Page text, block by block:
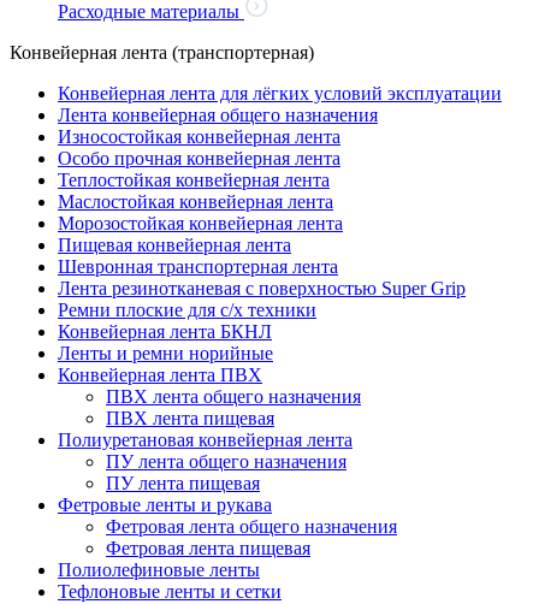
Расходные материалы
Конвейерная лента (транспортерная)
Конвейерная лента для лёгких условий эксплуатации
Лента конвейерная общего назначения
Износостойкая конвейерная лента
Особо прочная конвейерная лента
Теплостойкая конвейерная лента
Маслостойкая конвейерная лента
Морозостойкая конвейерная лента
Пищевая конвейерная лента
Шевронная транспортерная лента
Лента резинотканевая с поверхностью Super Grip
Ремни плоские для с/х техники
Конвейерная лента БКНЛ
Ленты и ремни норийные
Конвейерная лента ПВХ
ПВХ лента общего назначения
ПВХ лента пищевая
Полиуретановая конвейерная лента
ПУ лента общего назначения
ПУ лента пищевая
Фетровые ленты и рукава
Фетровая лента общего назначения
Фетровая лента пищевая
Полиолефиновые ленты
Тефлоновые ленты и сетки